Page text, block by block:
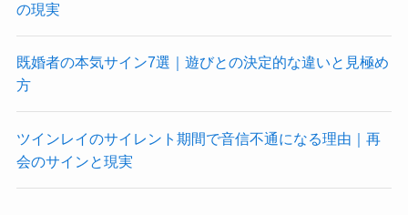
の現実
既婚者の本気サイン7選｜遊びとの決定的な違いと見極め
方
ツインレイのサイレント期間で音信不通になる理由｜再
会のサインと現実